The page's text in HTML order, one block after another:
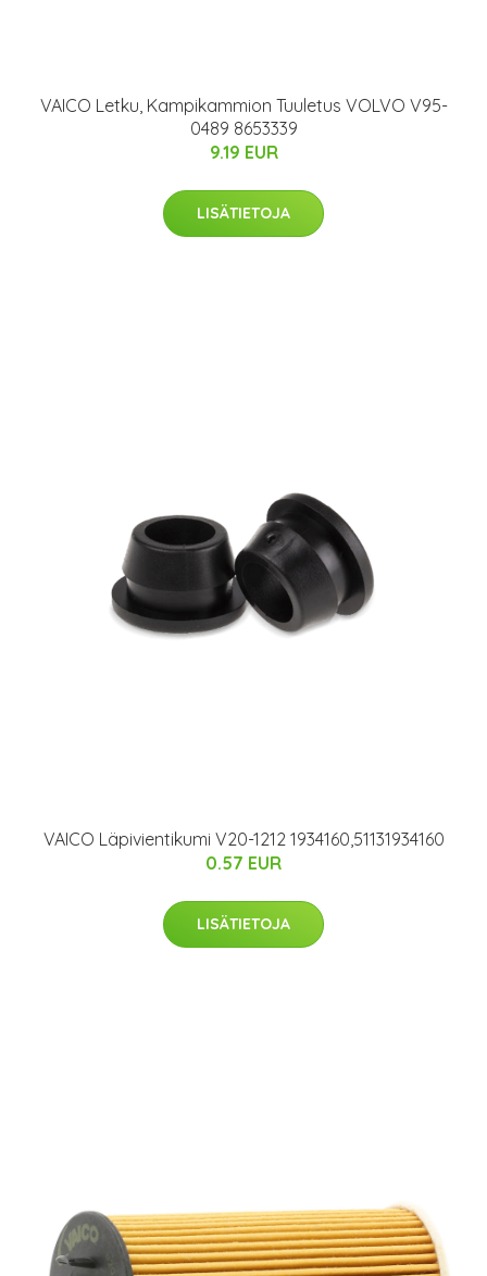
VAICO Letku, Kampikammion Tuuletus VOLVO V95-
0489 8653339
9.19 EUR
LISÄTIETOJA
VAICO Läpivientikumi V20-1212 1934160,51131934160
0.57 EUR
LISÄTIETOJA